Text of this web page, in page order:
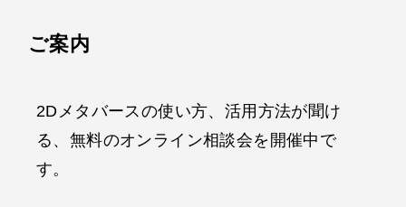
ご案内
2Dメタバースの使い方、活用方法が聞け
る、無料のオンライン相談会を開催中で
す。